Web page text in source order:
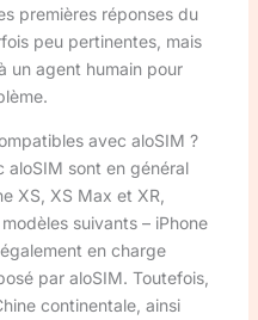
premières réponses du
peu pertinentes, mais
un agent humain pour
avec aloSIM ?
aloSIM sont en général
XS, XS Max et XR,
suivants – iPhone
en charge
par aloSIM. Toutefois,
continentale, ainsi